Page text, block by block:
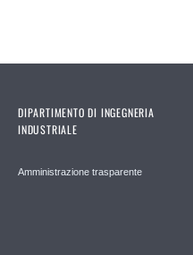
DIPARTIMENTO DI INGEGNERIA
INDUSTRIALE
Amministrazione trasparente